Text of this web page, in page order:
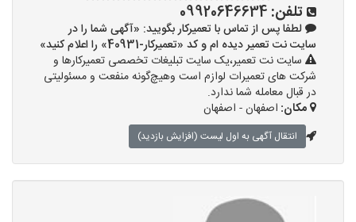
تلفن: 09920646634
لطفا پس از تماس با تعمیرکار بگویید: «آگهی شما را در
سایت نت تعمیر دیده ام و کد «تعمیرکار-40931» را اعلام کنید»
سایت نت تعمیر،یک سایت تبلیغات تخصصی تعمیرکارها و
شرکت های تعمیرات لوازم است وهیچ‌گونه منفعت و مسئولیتی
در قبال معامله شما ندارد.
مکان: اصفهان - اصفهان
انتقال آگهی به اول لیست (افزایش بازدید)